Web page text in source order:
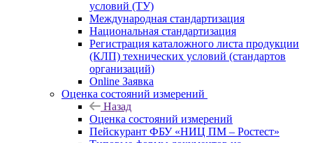
условий (ТУ)
Международная стандартизация
Национальная стандартизация
Регистрация каталожного листа продукции
(КЛП) технических условий (стандартов
организаций)
Online Заявка
Оценка состояний измерений
Назад
Оценка состояний измерений
Пейскурант ФБУ «НИЦ ПМ – Ростест»